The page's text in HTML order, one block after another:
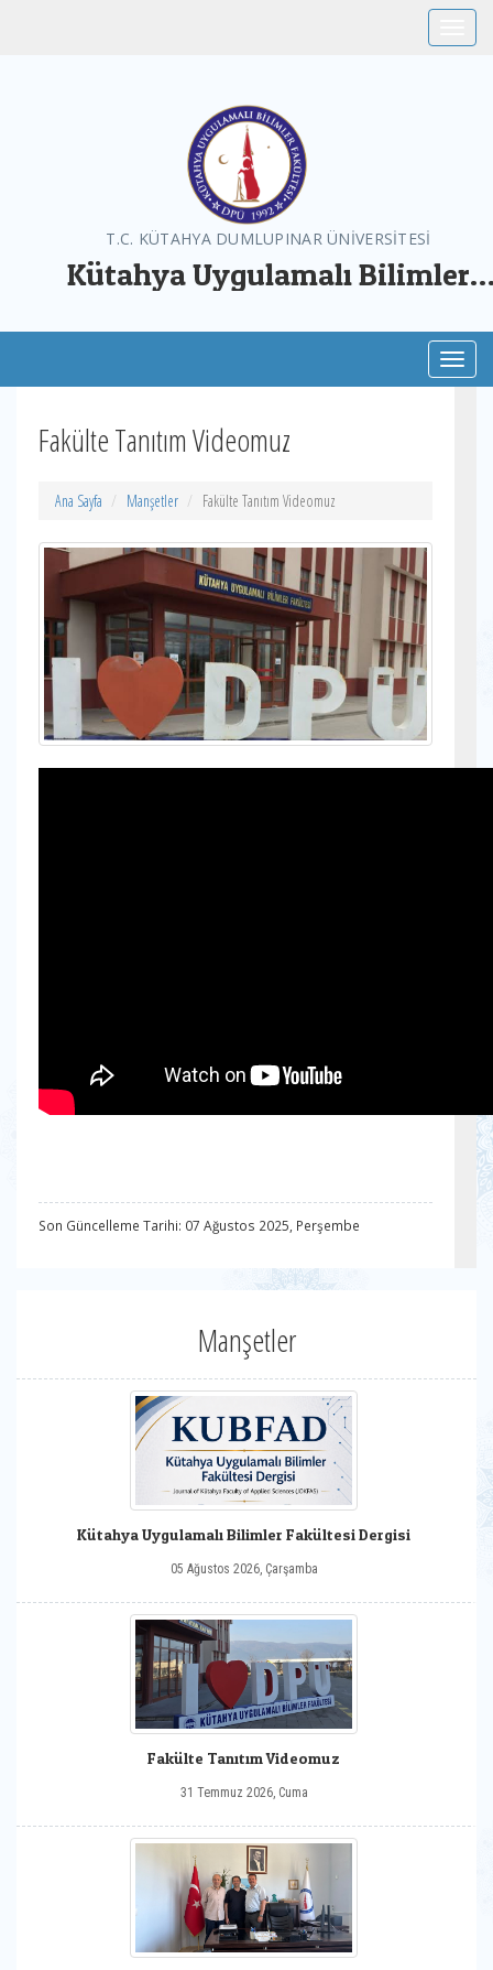
T.C. KÜTAHYA DUMLUPINAR ÜNİVERSİTESİ
Kütahya Uygulamalı Bilimler
Fakülte Tanıtım Videomuz
Ana Sayfa Manşetler Fakülte Tanıtım Videomuz
Son Güncelleme Tarihi: 07 Ağustos 2025, Perşembe
Manşetler
Kütahya Uygulamalı Bilimler Fakültesi Dergisi
05 Ağustos 2026, Çarşamba
Fakülte Tanıtım Videomuz
31 Temmuz 2026, Cuma